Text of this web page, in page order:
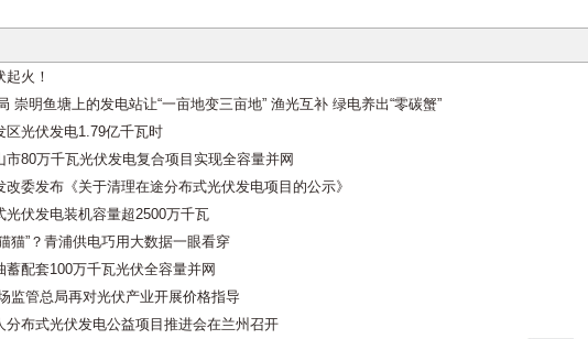
火！
崇明鱼塘上的发电站让“一亩地变三亩地” 渔光互补 绿电养出“零碳蟹”
区光伏发电1.79亿千瓦时
市80万千瓦光伏发电复合项目实现全容量并网
改委发布《关于清理在途分布式光伏发电项目的公示》
光伏发电装机容量超2500万千瓦
猫”？青浦供电巧用大数据一眼看穿
蓄配套100万千瓦光伏全容量并网
监管总局再对光伏产业开展价格指导
分布式光伏发电公益项目推进会在兰州召开